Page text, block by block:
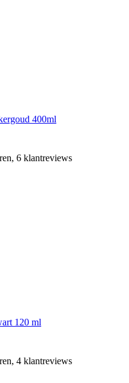
400ml
6 klantreviews
120 ml
4 klantreviews